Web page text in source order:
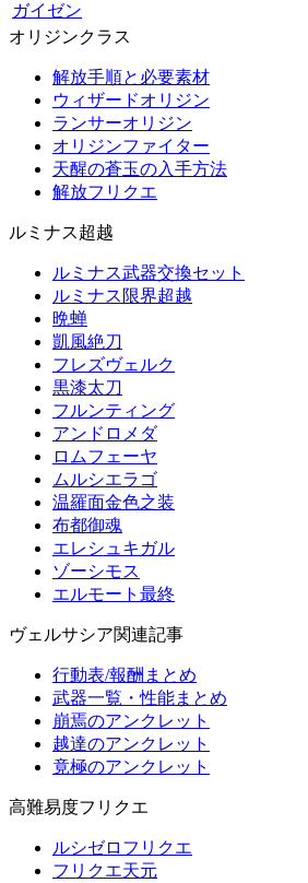
ガイゼン
オリジンクラス
解放手順と必要素材
ウィザードオリジン
ランサーオリジン
オリジンファイター
天醒の蒼玉の入手方法
解放フリクエ
ルミナス超越
ルミナス武器交換セット
ルミナス限界超越
晩蝉
凱風絶刀
フレズヴェルク
黒漆太刀
フルンティング
アンドロメダ
ロムフェーヤ
ムルシエラゴ
温羅面金色之装
布都御魂
エレシュキガル
ゾーシモス
エルモート最終
ヴェルサシア関連記事
行動表/報酬まとめ
武器一覧・性能まとめ
崩焉のアンクレット
越達のアンクレット
竟極のアンクレット
高難易度フリクエ
ルシゼロフリクエ
フリクエ天元